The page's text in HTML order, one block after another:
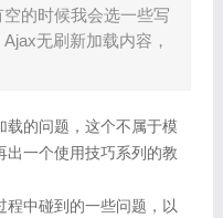
的时候我会选一些写
无刷新加载内容，
载的问题，这个不属于模
出一个使用技巧系列的教
中碰到的一些问题，以